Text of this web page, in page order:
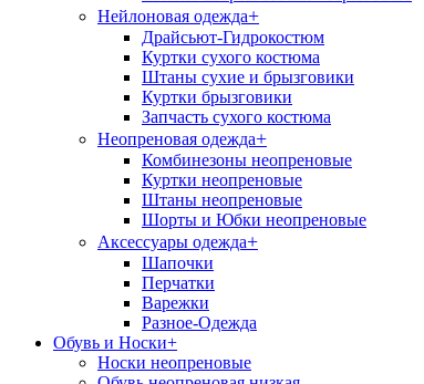
Нейлоновая одежда+
Драйсьют-Гидрокостюм
Куртки сухого костюма
Штаны сухие и брызговики
Куртки брызговики
Запчасть сухого костюма
Неопреновая одежда+
Комбинезоны неопреновые
Куртки неопреновые
Штаны неопреновые
Шорты и Юбки неопреновые
Аксессуары одежда+
Шапочки
Перчатки
Варежки
Разное-Одежда
Обувь и Носки+
Носки неопреновые